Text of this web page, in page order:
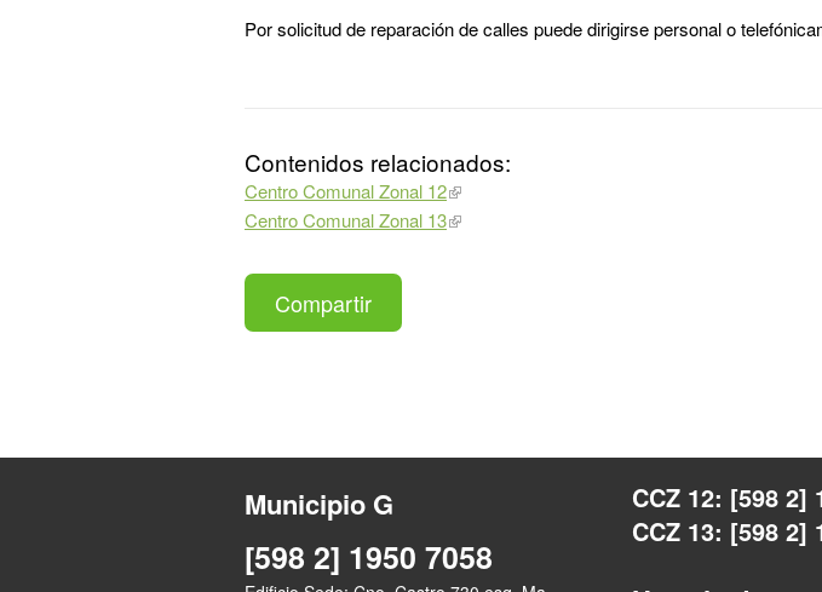
Por solicitud de reparación de calles puede dirigirse personal o
Contenidos relacionados:
Centro Comunal Zonal 12
Centro Comunal Zonal 13
Compartir
Municipio G
[598 2] 1950 7058
CCZ 12: [598 2]
CCZ 13: [598 2]